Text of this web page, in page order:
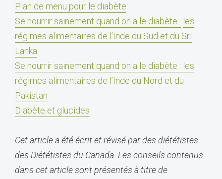
Plan de menu pour le diabète
Se nourrir sainement quand on a le diabète : les
régimes alimentaires de l’Inde du Sud et du Sri
Lanka
Se nourrir sainement quand on a le diabète : les
régimes alimentaires de l’Inde du Nord et du
Pakistan
Diabète et glucides
Cet article a été écrit et révisé par des diététistes
des Diététistes du Canada. Les conseils contenus
dans cet article sont présentés à titre de